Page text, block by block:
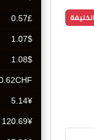
الخليفة